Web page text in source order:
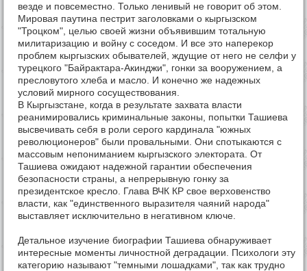
везде и повсеместно. Только ленивый не говорит об этом.
Мировая паутина пестрит заголовками о кыргызском
"Троцком", целью своей жизни объявившим тотальную
милитаризацию и войну с соседом. И все это наперекор
проблем кыргызских обывателей, ждущие от него не селфи у
турецкого "Байрактара-Акинджи", гонки за вооружением, а
пресловутого хлеба и масло. И конечно же надежных
условий мирного сосуществования.
В Кыргызстане, когда в результате захвата власти
реанимировались криминальные законы, попытки Ташиева
высвечивать себя в роли серого кардинала "южных
революционеров" были провальными. Они спотыкаются с
массовым непониманием кыргызского электората. От
Ташиева ожидают надежной гарантии обеспечения
безопасности страны, а непрерывную гонку за
президентское кресло. Глава ВЧК КР свое верховенство
власти, как "единственного выразителя чаяний народа"
выставляет исключительно в негативном ключе.
Детальное изучение биографии Ташиева обнаруживает
интересные моменты личностной деградации. Психологи эту
категорию называют "темными лошадками", так как трудно